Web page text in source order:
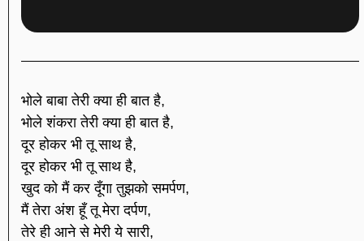
भोले बाबा तेरी क्या ही बात है,
भोले शंकरा तेरी क्या ही बात है,
दूर होकर भी तू साथ है,
दूर होकर भी तू साथ है,
खुद को मैं कर दूँगा तुझको समर्पण,
मैं तेरा अंश हूँ तू मेरा दर्पण,
तेरे ही आने से मेरी ये सारी,